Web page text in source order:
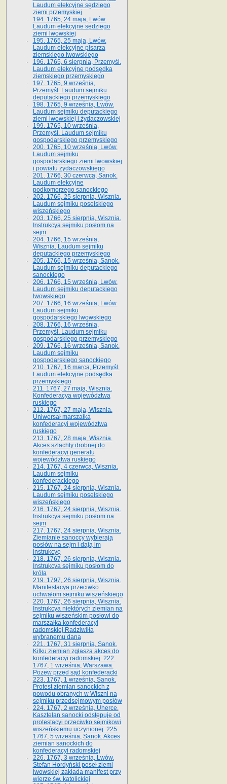
Laudum elekcyjne sędziego
ziemi przemyskiej
194. 1765, 24 maja, Lwów.
Laudum elekcyjne sędziego
ziemi lwowskiej
195. 1765, 25 maja, Lwów.
Laudum elekcyjne pisarza
ziemskiego lwowskiego
196. 1765, 6 sierpnia, Przemyśl.
Laudum elekcyjne podsędka
ziemskiego przemyskiego
197. 1765, 9 września,
Przemyśl. Laudum sejmiku
deputackiego przemyskiego
198. 1765, 9 września, Lwów.
Laudum sejmiku deputackiego
ziemi lwowskiej i żydaczowskiej
199. 1765, 10 września,
Przemyśl. Laudum sejmiku
gospodarskiego przemyskiego
200. 1765, 10 września, Lwów.
Laudum sejmiku
gospodarskiego ziemi lwowskiej
i powiatu żydaczowskiego
201. 1766, 30 czerwca, Sanok.
Laudum elekcyjne
podkomorzego sanockiego
202. 1766, 25 sierpnia, Wisznia.
Laudum sejmiku poselskiego
wiszeńskiego
203. 1766, 25 sierpnia, Wisznia.
Instrukcya sejmiku posłom na
sejm
204. 1766, 15 września,
Wisznia. Laudum sejmiku
deputackiego przemyskiego
205. 1766, 15 września, Sanok.
Laudum sejmiku deputackiego
sanockiego
206. 1766, 15 września, Lwów.
Laudum sejmiku deputackiego
lwowskiego
207. 1766, 16 września, Lwów.
Laudum sejmiku
gospodarskiego lwowskiego
208. 1766, 16 września,
Przemyśl. Laudum sejmiku
gospodarskiego przemyskiego
209. 1766, 16 września, Sanok.
Laudum sejmiku
gospodarskiego sanockiego
210. 1767, 16 marca, Przemyśl.
Laudum elekcyjne podsędka
przemyskiego
211. 1767, 27 maja, Wisznia.
Konfederacya województwa
ruskiego
212. 1767, 27 maja, Wisznia.
Uniwersał marszałka
konfederacyi województwa
ruskiego
213. 1767, 28 maja, Wisznia.
Akces szlachty drobnej do
konfederacyi generału
województwa ruskiego
214. 1767, 4 czerwca, Wisznia.
Laudum sejmiku
konfederackiego
215. 1767, 24 sierpnia, Wisznia.
Laudum sejmiku poselskiego
wiszeńskiego
216. 1767, 24 sierpnia, Wisznia.
Instrukcya sejmiku posłom na
sejm
217. 1767, 24 sierpnia, Wisznia.
Ziemianie sanoccy wybierają
posłów na sejm i dają im
instrukcyę
218. 1767, 26 sierpnia, Wisznia.
Instrukcya sejmiku posłom do
króla
219. 1797, 26 sierpnia, Wisznia.
Manifestacya przeciwko
uchwałom sejmiku wiszeńskiego
220. 1767, 26 sierpnia, Wisznia.
Instrukcya niektórych ziemian na
sejmiku wiszeńskim posłowi do
marszałka konfe­deracyi
radomskiej Radziwiłła
wybranemu dana
221. 1767, 31 sierpnia, Sanok.
Kilku ziemian zgłasza akces do
konfederacyi radomskiej. 222.
1767, 1 września, Warszawa.
Pozew przed sąd konfederacki
223. 1767, 1 września, Sanok.
Protest ziemian sanockich z
powodu obranych w Wiszni na
sejmiku przedsejmo­wym posłów
224. 1767, 2 września, Uherce.
Kasztelan sanocki odstępuje od
protestacyi przeciwko sejmikowi
wiszeńskiemu uczynionej. 225.
1767, 5 września, Sanok. Akces
ziemian sanockich do
konfederacyi radomskiej
226. 1767, 3 września, Lwów.
Stefan Hordyński poseł ziemi
lwowskiej zakłada manifest przy
wierze św. ka­tolickiej